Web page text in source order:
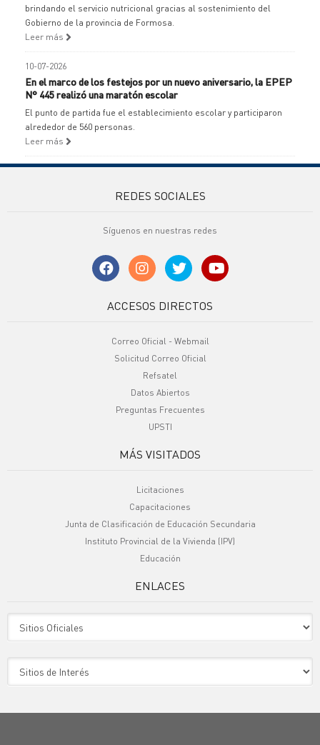
brindando el servicio nutricional gracias al sostenimiento del
Gobierno de la provincia de Formosa.
Leer más
10-07-2026
En el marco de los festejos por un nuevo aniversario, la EPEP
N° 445 realizó una maratón escolar
El punto de partida fue el establecimiento escolar y participaron
alrededor de 560 personas.
Leer más
REDES SOCIALES
Síguenos en nuestras redes
ACCESOS DIRECTOS
Correo Oficial - Webmail
Solicitud Correo Oficial
Refsatel
Datos Abiertos
Preguntas Frecuentes
UPSTI
MÁS VISITADOS
Licitaciones
Capacitaciones
Junta de Clasificación de Educación Secundaria
Instituto Provincial de la Vivienda (IPV)
Educación
ENLACES